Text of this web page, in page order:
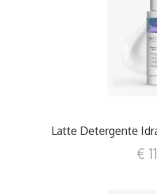
Latte Detergente
€